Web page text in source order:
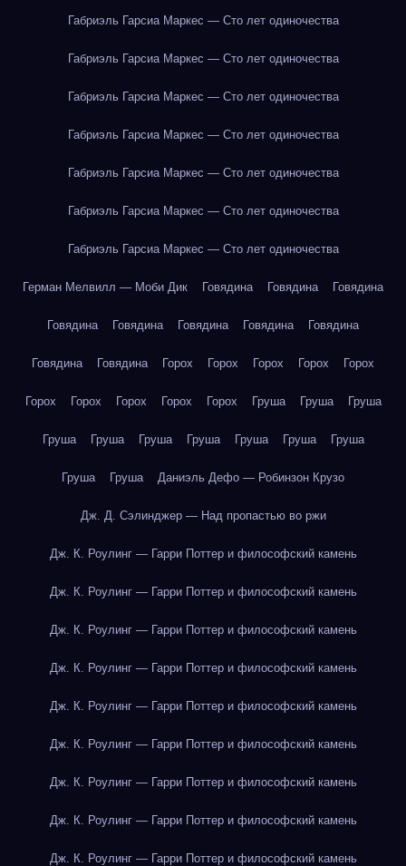
Габриэль Гарсиа Маркес — Сто лет одиночества
Габриэль Гарсиа Маркес — Сто лет одиночества
Габриэль Гарсиа Маркес — Сто лет одиночества
Габриэль Гарсиа Маркес — Сто лет одиночества
Габриэль Гарсиа Маркес — Сто лет одиночества
Габриэль Гарсиа Маркес — Сто лет одиночества
Габриэль Гарсиа Маркес — Сто лет одиночества
Герман Мелвилл — Моби Дик Говядина Говядина Говядина
Говядина Говядина Говядина Говядина Говядина
Говядина Говядина Горох Горох Горох Горох Горох
Горох Горох Горох Горох Горох Груша Груша Груша
Груша Груша Груша Груша Груша Груша Груша
Груша Груша Даниэль Дефо — Робинзон Крузо
Дж. Д. Сэлинджер — Над пропастью во ржи
Дж. К. Роулинг — Гарри Поттер и философский камень
Дж. К. Роулинг — Гарри Поттер и философский камень
Дж. К. Роулинг — Гарри Поттер и философский камень
Дж. К. Роулинг — Гарри Поттер и философский камень
Дж. К. Роулинг — Гарри Поттер и философский камень
Дж. К. Роулинг — Гарри Поттер и философский камень
Дж. К. Роулинг — Гарри Поттер и философский камень
Дж. К. Роулинг — Гарри Поттер и философский камень
Дж. К. Роулинг — Гарри Поттер и философский камень